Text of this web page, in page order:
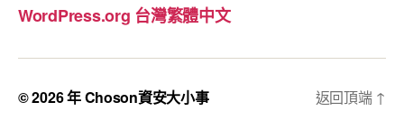
WordPress.org 台灣繁體中文
© 2026 年Choson資安大小事 返回頂端 ↑